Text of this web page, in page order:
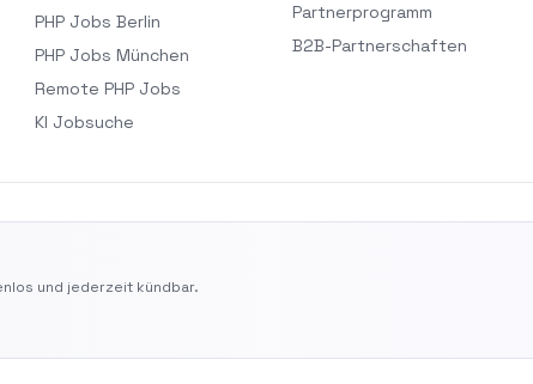
PHP Jobs Berlin
PHP Jobs München
Remote PHP Jobs
KI Jobsuche
Partnerprogramm
B2B-Partnerschaften
und jederzeit kündbar.